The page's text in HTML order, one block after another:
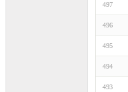
497
496
495
494
493